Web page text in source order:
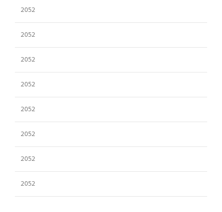
2052
2052
2052
2052
2052
2052
2052
2052